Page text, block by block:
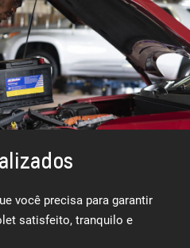
você precisa para garantir
satisfeito, tranquilo e